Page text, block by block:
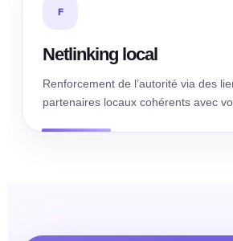
F
Netlinking local
Renforcement de l’autorité via des
partenaires locaux cohérents avec